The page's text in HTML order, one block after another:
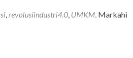
,revolusiindustri4.0, UMKM. Markahi